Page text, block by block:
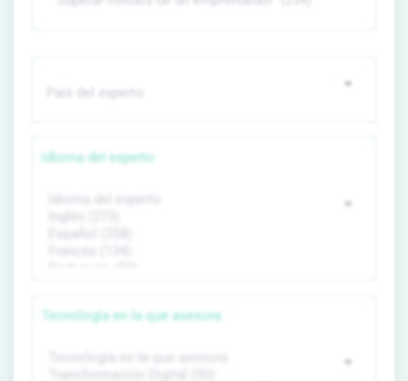
Idioma del experto
Tecnología en la que asesora